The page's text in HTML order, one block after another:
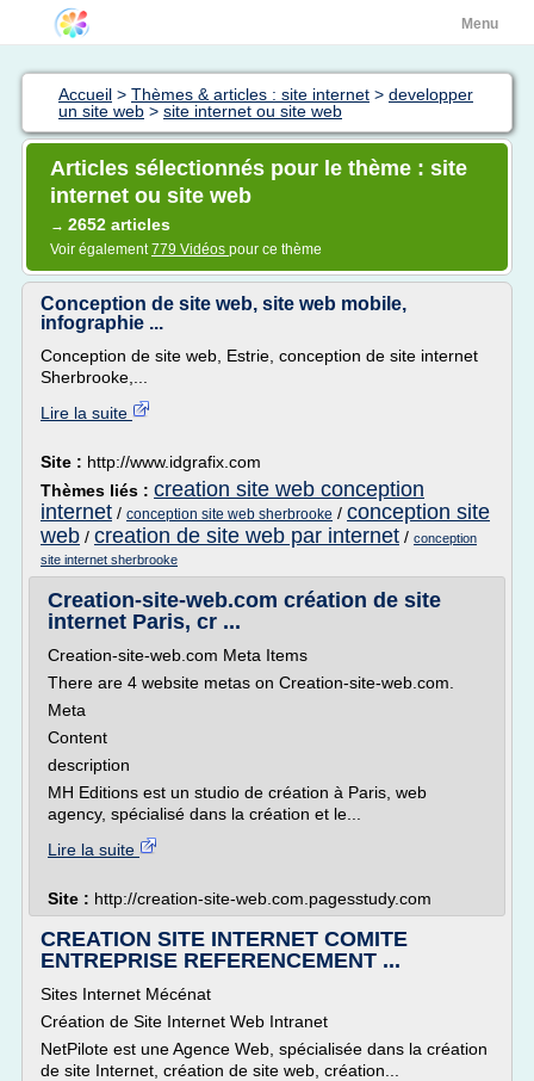
Menu
Accueil > Thèmes & articles : site internet > developper
un site web > site internet ou site web
Articles sélectionnés pour le thème : site
internet ou site web
→ 2652 articles
Voir également779 Vidéos pour ce thème
Conception de site web, site web mobile,
infographie ...
Conception de site web, Estrie, conception de site internet
Sherbrooke,...
Lire la suite
Site : http://www.idgrafix.com
Thèmes liés : creation site web conception
internet / conception site web sherbrooke / conception site
web / creation de site web par internet / conception
site internet sherbrooke
Creation-site-web.com création de site
internet Paris, cr ...
Creation-site-web.com Meta Items
There are 4 website metas on Creation-site-web.com.
Meta
Content
description
MH Editions est un studio de création à Paris, web
agency, spécialisé dans la création et le...
Lire la suite
Site : http://creation-site-web.com.pagesstudy.com
CREATION SITE INTERNET COMITE
ENTREPRISE REFERENCEMENT ...
Sites Internet Mécénat
Création de Site Internet Web Intranet
NetPilote est une Agence Web, spécialisée dans la création
de site Internet, création de site web, création...